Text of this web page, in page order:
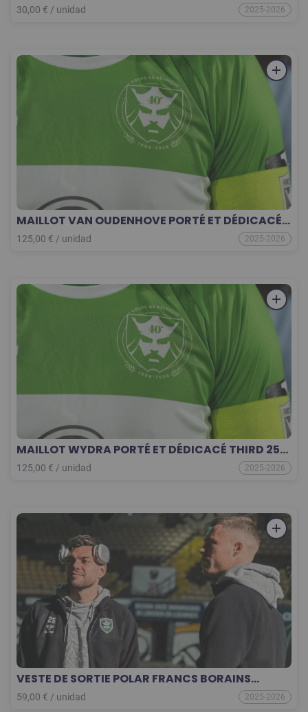
30,00 € / unidad 2025-2026
MAILLOT VAN OUDENHOVE PORTÉ ET DÉDICACÉ
THIRD 25-26 COLLECTOR
125,00 € / unidad 2025-2026
MAILLOT WYDRA PORTÉ ET DÉDICACÉ THIRD 25-
26 COLLECTOR
125,00 € / unidad 2025-2026
VESTE DE SORTIE POLAR FRANCS BORAINS
2025/2026
59,00 € / unidad 2025-2026